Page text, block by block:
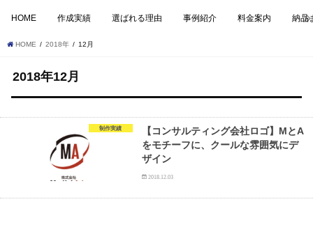
HOME 作成実績 選ばれる理由 事例紹介 料金案内 納品
HOME 2018年 12月
2018年12月
制作実績
【コンサルティング会社ロゴ】MとA
をモチーフに、クールな雰囲気にデ
ザイン
2018.12.03